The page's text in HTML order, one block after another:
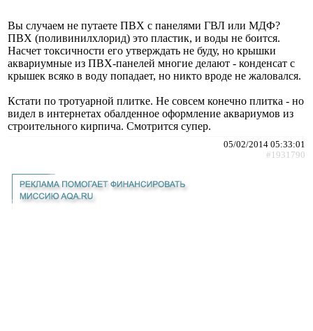
Вы случаем не путаете ПВХ с панелями ГВЛ или МДФ?
ПВХ (поливинилхлорид) это пластик, и воды не боится.
Насчет токсичности его утверждать не буду, но крышки
аквариумные из ПВХ-панелей многие делают - конденсат с
крышек всяко в воду попадает, но никто вроде не жаловался.
Кстати по тротуарной плитке. Не совсем конечно плитка - но
видел в интернетах обалденное оформление аквариумов из
строительного кирпича. Смотрится супер.
05/02/2014 05:33:01
#1931790